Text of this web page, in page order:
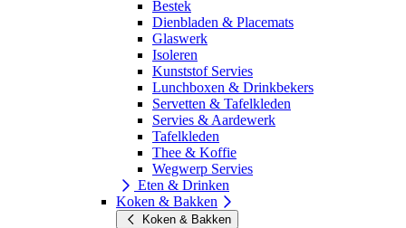
Bestek
Dienbladen & Placemats
Glaswerk
Isoleren
Kunststof Servies
Lunchboxen & Drinkbekers
Servetten & Tafelkleden
Servies & Aardewerk
Tafelkleden
Thee & Koffie
Wegwerp Servies
Eten & Drinken
Koken & Bakken
Koken & Bakken